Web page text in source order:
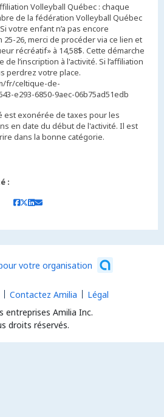
Volleyball Québec : chaque
de la fédération Volleyball Québec
votre enfant n’a pas encore
25-26, merci de procéder via ce lien et
récréatif» à 14,58$. Cette démarche
l’inscription à l'activité. Si l’affiliation
perdrez votre place.
fr/celtique-de-
e293-6850-9aec-06b75ad51edb
est exonérée de taxes pour les
en date du début de l'activité. Il est
dans la bonne catégorie.
:
votre organisation
entreprises Amilia Inc.
droits réservés.
Contactez Amilia Légal